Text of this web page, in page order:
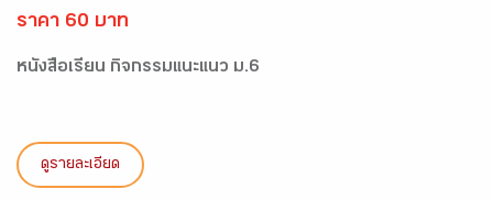
ราคา 60 บาท
หนังสือเรียน กิจกรรมแนะแนว ม.6
ดูรายละเอียด